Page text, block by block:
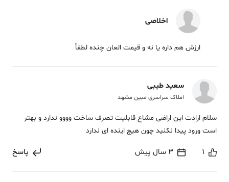
اخلاصی
ارزش هم داره یا نه و قیمت العان چنده لطفاً
سعید طیبی
املاک سراسری مبین مشهد
سلام ارادت این اراضی مشاع قابلیت تصرف ساخت وووو ندارد و بهتر
است ورود پیدا نکنید چون هیچ اینده ای ندارد
1 3 سال پیش پاسخ